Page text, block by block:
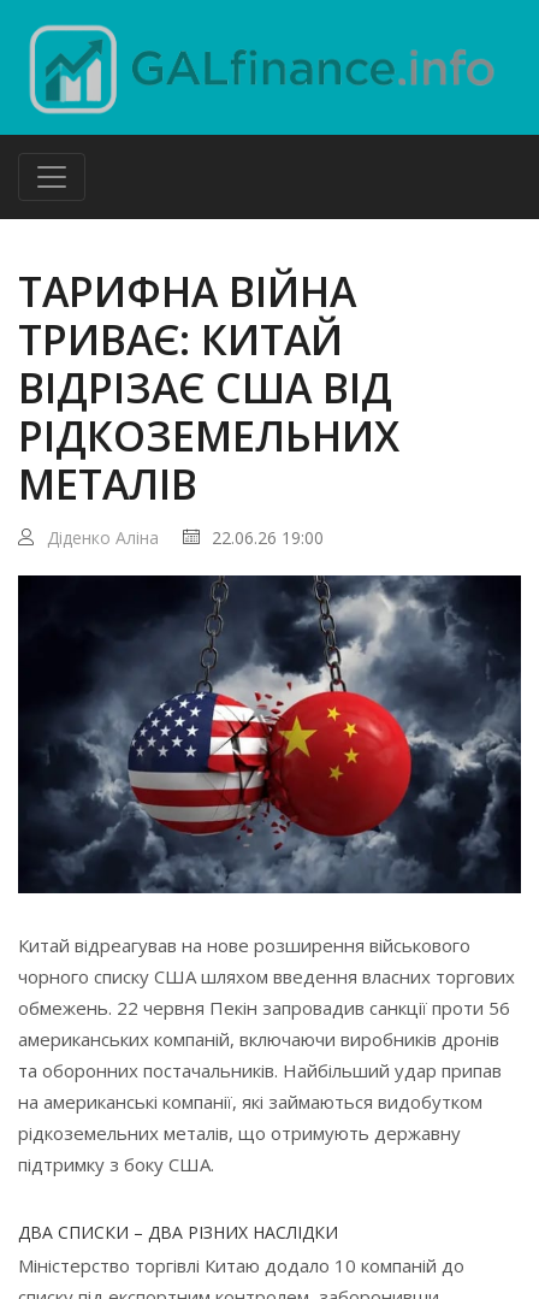
ТАРИФНА ВІЙНА
ТРИВАЄ: КИТАЙ
ВІДРІЗАЄ США ВІД
РІДКОЗЕМЕЛЬНИХ
МЕТАЛІВ
Діденко Аліна 22.06.26 19:00
Китай відреагував на нове розширення військового
чорного списку США шляхом введення власних торгових
обмежень. 22 червня Пекін запровадив санкції проти 56
американських компаній, включаючи виробників дронів
та оборонних постачальників. Найбільший удар припав
на американські компанії, які займаються видобутком
рідкоземельних металів, що отримують державну
підтримку з боку США.
ДВА СПИСКИ – ДВА РІЗНИХ НАСЛІДКИ
Міністерство торгівлі Китаю додало 10 компаній до